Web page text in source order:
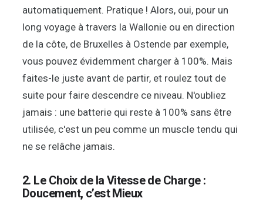
automatiquement. Pratique ! Alors, oui, pour un
long voyage à travers la Wallonie ou en direction
de la côte, de Bruxelles à Ostende par exemple,
vous pouvez évidemment charger à 100%. Mais
faites-le juste avant de partir, et roulez tout de
suite pour faire descendre ce niveau. N'oubliez
jamais : une batterie qui reste à 100% sans être
utilisée, c'est un peu comme un muscle tendu qui
ne se relâche jamais.
2. Le Choix de la Vitesse de Charge :
Doucement, c’est Mieux